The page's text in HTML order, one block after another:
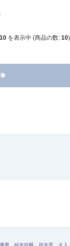
10 を表示中 (商品の数: 10)